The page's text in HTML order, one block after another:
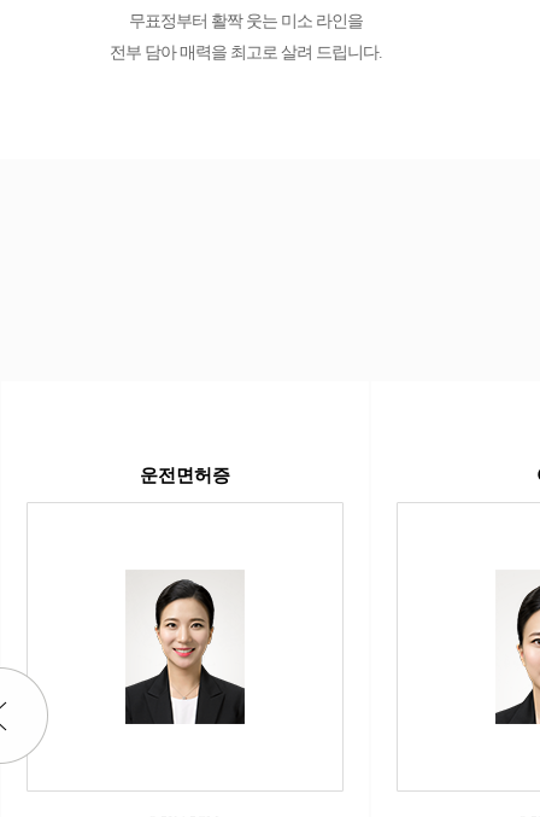
무표정부터 활짝 웃는 미소 라인을
전부 담아 매력을 최고로 살려 드립니다.
운전면허증